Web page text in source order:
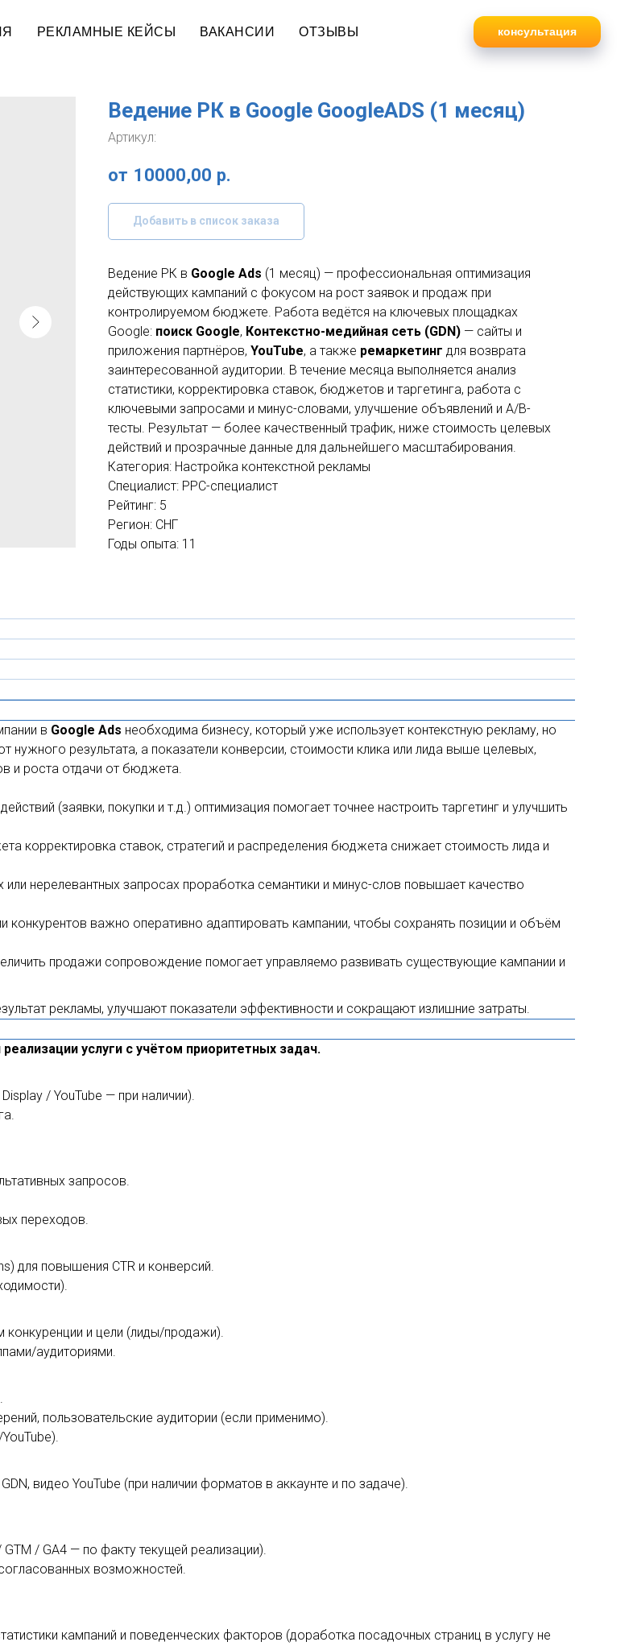
РЕКЛАМНЫЕ КЕЙСЫ ВАКАНСИИ ОТЗЫВЫ консультация
Ведение РК в Google GoogleADS (1 месяц)
Артикул:
10000,00 р.
Добавить в список заказа
Ведение РК в Google Ads (1 месяц) — профессиональная оптимизация
действующих кампаний с фокусом на рост заявок и продаж при
контролируемом бюджете. Работа ведётся на ключевых площадках
Google: поиск Google, Контекстно-медийная сеть (GDN) — сайты и
приложения партнёров, YouTube, а также ремаркетинг для возврата
заинтересованной аудитории. В течение месяца выполняется анализ
статистики, корректировка ставок, бюджетов и таргетинга, работа с
ключевыми запросами и минус-словами, улучшение объявлений и A/B-
тесты. Результат — более качественный трафик, ниже стоимость целевых
действий и прозрачные данные для дальнейшего масштабирования.
Категория: Настройка контекстной рекламы
Специалист: PPC-специалист
Рейтинг: 5
Регион: СНГ
Годы опыта: 11
в Google Ads необходима бизнесу, который уже использует контекстную рекламу, но
результата, а показатели конверсии, стоимости клика или лида выше целевых,
и роста отдачи от бюджета.
(заявки, покупки и т.д.) оптимизация помогает точнее настроить таргетинг и улучшить
корректировка ставок, стратегий и распределения бюджета снижает стоимость лида и
нерелевантных запросах проработка семантики и минус-слов повышает качество
конкурентов важно оперативно адаптировать кампании, чтобы сохранять позиции и объём
продажи сопровождение помогает управляемо развивать существующие кампании и
рекламы, улучшают показатели эффективности и сокращают излишние затраты.
услуги с учётом приоритетных задач.
/ YouTube — при наличии).
запросов.
переходов.
для повышения CTR и конверсий.
конкуренции и цели (лиды/продажи).
аудиториями.
пользовательские аудитории (если применимо).
видео YouTube (при наличии форматов в аккаунте и по задаче).
/ GA4 — по факту текущей реализации).
возможностей.
кампаний и поведенческих факторов (доработка посадочных страниц в услугу не